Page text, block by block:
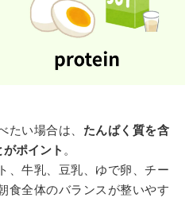
たい場合は、 たんぱく質を含
ポイント 。
、牛乳、豆乳、ゆで卵、チー
食全体のバランスが整いやす